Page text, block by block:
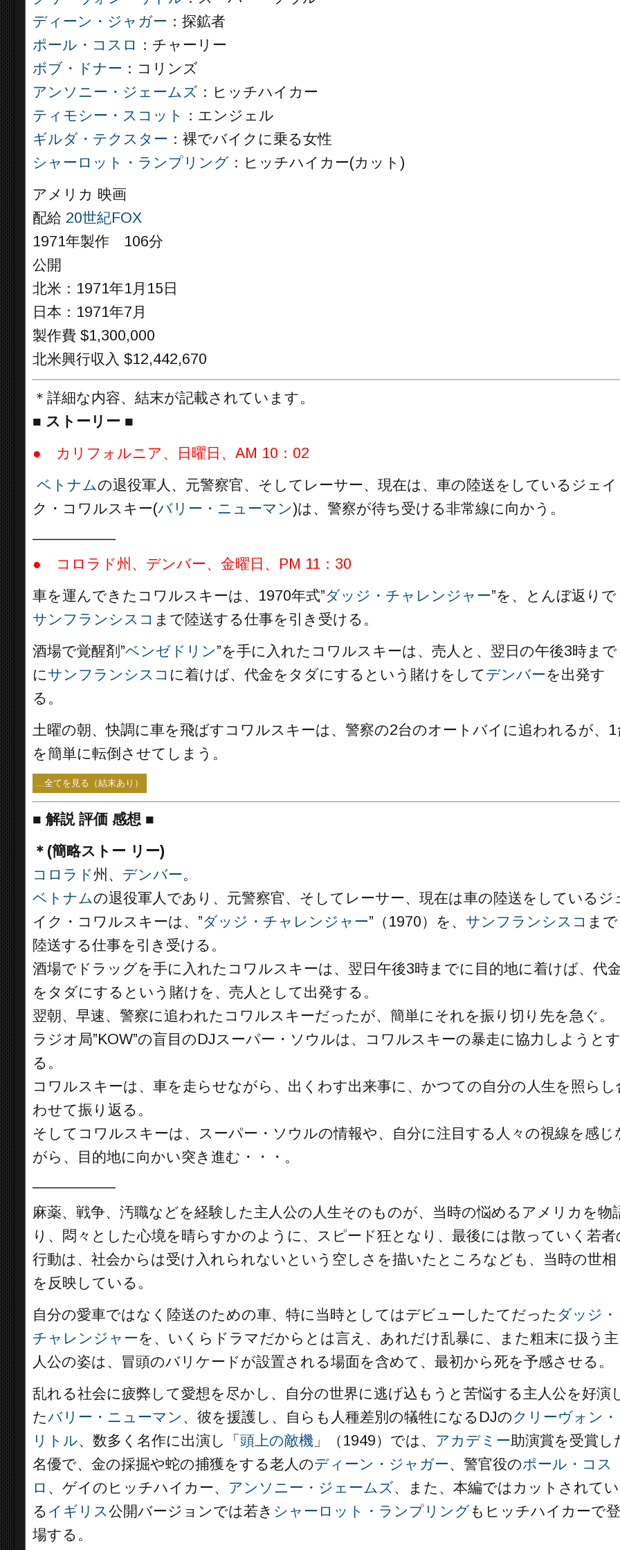
ディーン・ジャガー ：探鉱者
ポール・コスロ ：チャーリー
ボブ・ドナー ：コリンズ
アンソニー・ジェームズ ：ヒッチハイカー
ティモシー・スコット
：エンジェル
ギルダ・テクスター ：裸でバイクに乗る女性
シャーロット・ランプリング ：ヒッチハイカー(カット)
アメリカ 映画
配給 20世紀FOX
1971年製作 106分
公開
北米：1971年1月15日
日本：1971年7月
製作費 $1,300,000
北米興行収入 $12,442,670
＊詳細な内容、結末が記載されています。
■ ストーリー ■
● カリフォルニア、日曜日、AM 10：02
ベトナムの退役軍人、元警察官、そしてレーサー、現在は、車の陸送をしているジェイ
ク・コワルスキー(バリー・ニューマン)は、警察が待ち受ける非常線に向かう。
●
コロラド州、 デンバー、金曜日、PM 11：30
車を運んできたコワルスキーは、1970年式”ダッジ・チャレンジャー”を、とんぼ返りで
サンフランシスコ まで陸送する仕事を引き受ける。
酒場で覚醒剤”ベンゼドリン”を手に入れたコワルスキーは、売人と、翌日の午後3時まで
に サンフランシスコ に着けば、代金をタダにするという賭けをしてデンバーを出発す
る。
土曜の朝、快調に車を飛ばすコワルスキーは、警察の2台のオートバイに追われるが、1
を簡単に転倒させてしまう。
...全てを見る（結末あり）
■ 解説 評価 感想 ■
＊(簡略ストー リー)
コロラド州、 デンバー。
ベトナムの退役軍人であり、元警察官、そしてレーサー、現在は車の陸送をしているジ
イク・コワルスキーは、”ダッジ・チャレンジャー”（1970）を、 サンフランシスコ まで
陸送する仕事を引き受ける。
酒場でドラッグを手に入れたコワルスキーは、翌日午後3時までに目的地に着けば、代
をタダにするという賭けを、売人として出発する。
翌朝、早速、警察に追われたコワルスキーだったが、簡単にそれを振り切り先を急ぐ。
ラジオ局”KOW”の盲目のDJスーパー・ソウルは、コワルスキーの暴走に協力しようとす
る。
コワルスキーは、車を走らせながら、出くわす出来事に、かつての自分の人生を照らし
わせて振り返る。
そしてコワルスキーは、スーパー・ソウルの情報や、自分に注目する人々の視線を感じ
がら、目的地に向かい突き進む・・・。
麻薬、戦争、汚職などを経験した主人公の人生そのものが、当時の悩めるアメリカを物
り、悶々とした心境を晴らすかのように、スピード狂となり、最後には散っていく若者
行動は、社会からは受け入れられないという空しさを描いたところなども、当時の世相
を反映している。
自分の愛車ではなく陸送のための車、特に当時としてはデビューしたてだった ダッジ・
チャレンジャーを、いくらドラマだからとは言え、あれだけ乱暴に、また粗末に扱う主
人公の姿は、冒頭のバリケードが設置される場面を含めて、最初から死を予感させる。
乱れる社会に疲弊して愛想を尽かし、自分の世界に逃げ込もうと苦悩する主人公を好演
たバリー・ニューマン 、彼を援護し、自らも人種差別の犠牲になるDJのクリーヴォン・
リトル、数多く名作に出演し「 頭上の敵機 」（1949）では、 アカデミー助演賞を受賞し
名優で、金の採掘や蛇の捕獲をする老人のディーン・ジャガー、警官役のポール・コス
ロ 、ゲイのヒッチハイカー、 アンソニー・ジェームズ、また、本編ではカットされてい
る イギリス公開バージョンでは若き シャーロット・ランプリングもヒッチハイカーで登
場する。